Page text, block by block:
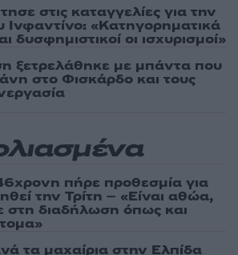
στις καταγγελίες για την
Ινφαντίνο: «Κατηγορηματικά
δυσφημιστικοί οι ισχυρισμοί»
ξετρελάθηκε με μπάντα που
στο Φισκάρδο και τους
πήρε προθεσμία για
την Τρίτη – «Είναι αθώα,
στη διαδήλωση όπως και
τα μαχαίρια στην Ελπίδα